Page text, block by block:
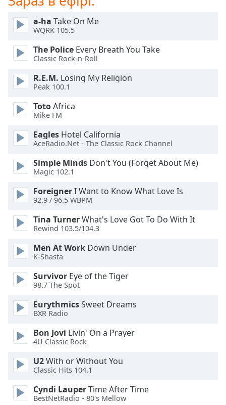
window.
cancel
close
window.
Color
Opacity
Color
Opacity
Caption
Area
Background
Color
Opacity
Font
a-ha Take On Me
WQRK 105.5
The Police Every Breath You Take
Classic Rock-n-Roll
R.E.M. Losing My Religion
Peak 100.1
TotoAfrica
Mike FM
Eagles Hotel California
AceRadio.Net - The Classic Rock Channel
Simple Minds Don't You (Forget About Me)
Magic 102.1
ForeignerI Want to Know What Love Is
92.9 / 96.5 WBPM
Tina TurnerWhat's Love Got To Do With It
Rewind 103.5/104.3
Men At Work Down Under
K-Shasta
Survivor Eye of the Tiger
98.7 The Spot
EurythmicsSweet Dreams
BXR Radio
Bon Jovi Livin' On a Prayer
4U Classic Rock
U2With or Without You
Classic Hits 104.1
Cyndi LauperTime After Time
BestNetRadio - 80's Mellow